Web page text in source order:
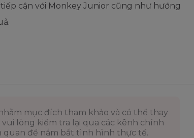
cận với Monkey Junior cũng như hướng
mục đích tham khảo và có thể thay
lòng kiểm tra lại qua các kênh chính
quan để nắm bắt tình hình thực tế.